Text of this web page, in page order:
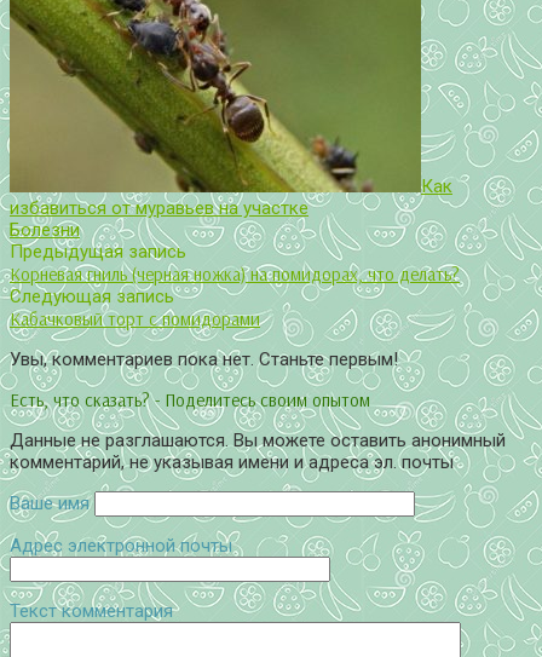
Как
избавиться от муравьев на участке
Болезни
Предыдущая запись
Корневая гниль (черная ножка) на помидорах, что делать?
Следующая запись
Кабачковый торт с помидорами
Увы, комментариев пока нет. Станьте первым!
Есть, что сказать? - Поделитесь своим опытом
Данные не разглашаются. Вы можете оставить анонимный
комментарий, не указывая имени и адреса эл. почты
Ваше имя
Адрес электронной почты
Текст комментария